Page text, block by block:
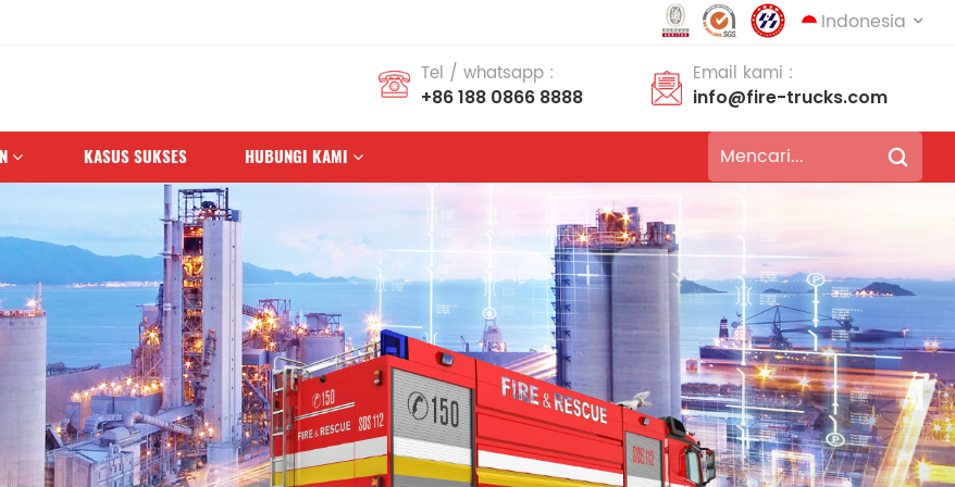
Indonesia
Deutsch
português Nederlands
العربية 日本語
한국의 Türkçe
Melayu ไทย
Tiếng Việt Indonesia
Tel / whatsapp :
+86 188 0866 8888
Email kami :
info@fire-trucks.com
KASUS SUKSES HUBUNGI KAMI